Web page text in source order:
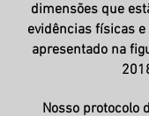
dimensões que
evidências físicas
apresentado na
Nosso protocolo